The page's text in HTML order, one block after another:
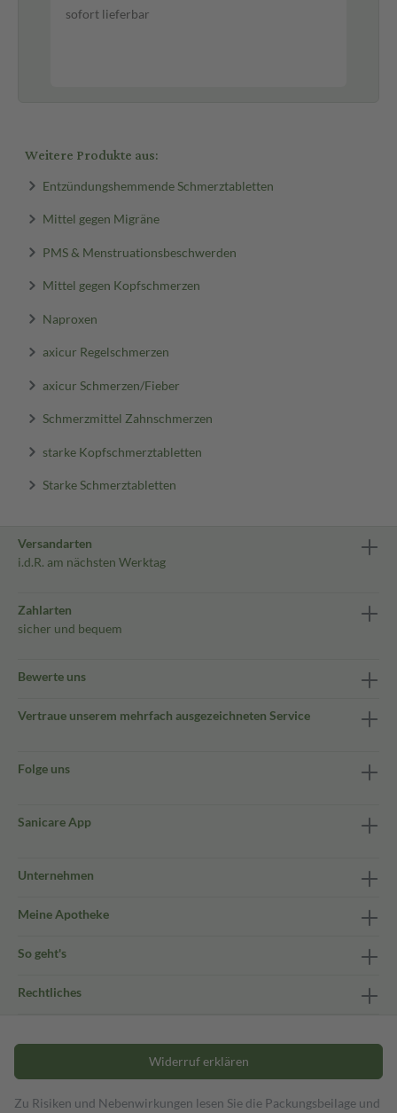
sofort lieferbar
Weitere Produkte aus:
Entzündungshemmende Schmerztabletten
Mittel gegen Migräne
PMS & Menstruationsbeschwerden
Mittel gegen Kopfschmerzen
Naproxen
axicur Regelschmerzen
axicur Schmerzen/Fieber
Schmerzmittel Zahnschmerzen
starke Kopfschmerztabletten
Starke Schmerztabletten
Versandarten
i.d.R. am nächsten Werktag
Zahlarten
sicher und bequem
Bewerte uns
Vertraue unserem mehrfach ausgezeichneten Service
Folge uns
Sanicare App
Unternehmen
Meine Apotheke
So geht's
Rechtliches
Widerruf erklären
Zu Risiken und Nebenwirkungen lesen Sie die Packungsbeilage und